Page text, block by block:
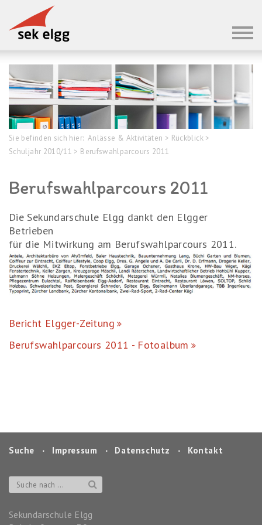
Sie befinden sich hier: Anlässe & Aktivitäten > Rückblick >
Schuljahr 2010/11 > Berufswahlparcours 2011
Berufswahlparcours 2011
Die Sekundarschule Elgg dankt den Elgger
Betrieben
für die Mitwirkung am Berufswahlparcours 2011.
Bericht Elgger-Zeitung
Berufswahlparcours 2011 - Fotoalbum
Suche ‧ Impressum ‧ Datenschutz ‧ Kontakt
Sekundarschule Elgg